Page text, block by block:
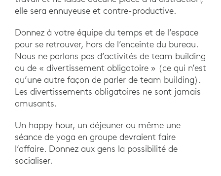
elle sera ennuyeuse et contre-productive.
Donnez à votre équipe du temps et de l’espace
pour se retrouver, hors de l’enceinte du bureau.
Nous ne parlons pas d’activités de team building
ou de « divertissement obligatoire » (ce qui n’est
qu’une autre façon de parler de team building).
Les divertissements obligatoires ne sont jamais
amusants.
Un happy hour, un déjeuner ou même une
séance de yoga en groupe devraient faire
l’affaire. Donnez aux gens la possibilité de
socialiser.